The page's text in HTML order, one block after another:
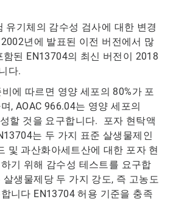
유기체의 감수성 검사에 대한 변경
년에 발표된 이전 버전에서 많
함된 EN13704의 최신 버전이 2018
다.
에 따르면 영양 세포의 80%가 포
, AOAC 966.04는 영양 세포의
할 것을 요구합니다. 포자 현탁액
는 두 가지 표준 살생물제인
및 ​​과산화아세트산에 대한 포자 현
기 위해 감수성 테스트를 요구합
살생물제당 두 가지 강도, 즉 고농도
니다 EN13704 허용 기준을 충족